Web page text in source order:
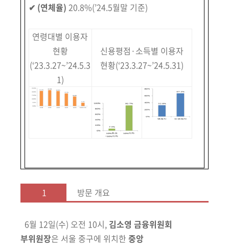
✔ (연체율) 20.8%(’24.5월말 기준)
연령대별 이용자
현황
(‘23.3.27~’24.5.3
1)
신용평점·소득별 이용자
현황(‘23.3.27~’24.5.31)
1 방문 개요
6월 12일(수) 오전 10시, 김소영 금융위원회
부위원장은 서울 중구에 위치한 중앙